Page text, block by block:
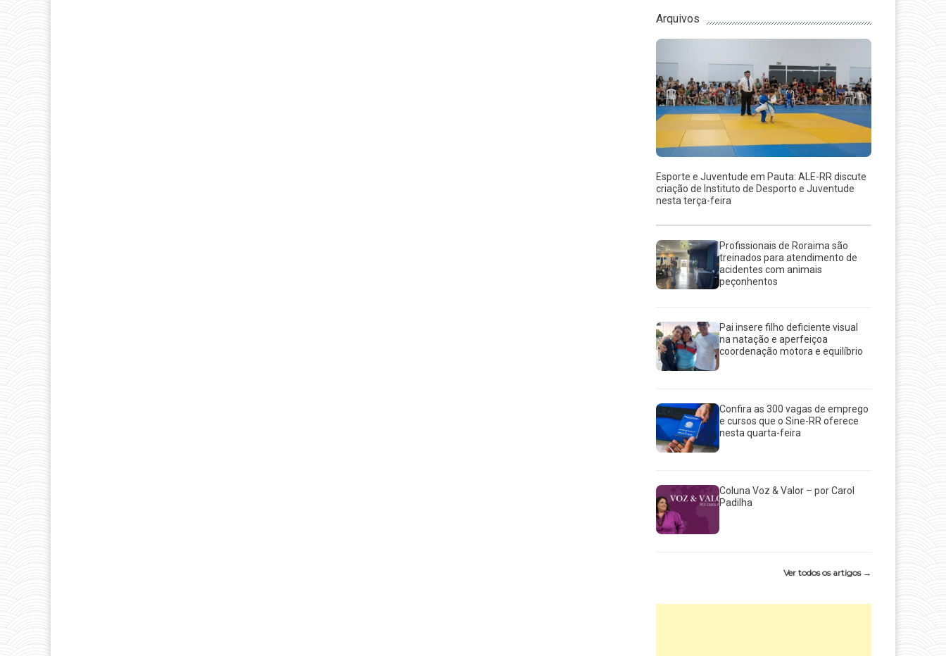
Arquivos
Esporte e Juventude em Pauta: ALE-RR discute
criação de Instituto de Desporto e Juventude
nesta terça-feira
Profissionais de Roraima são
treinados para atendimento de
acidentes com animais
peçonhentos
Pai insere filho deficiente visual
na natação e aperfeiçoa
coordenação motora e equilíbrio
Confira as 300 vagas de emprego
e cursos que o Sine-RR oferece
nesta quarta-feira
Coluna Voz & Valor – por Carol
Padilha
Ver todos os artigos →